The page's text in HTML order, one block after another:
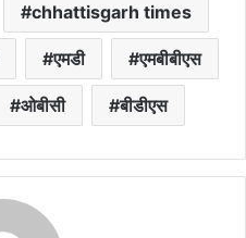
chhattisgarh times
एमडी एमबीबीएस
ओबीसी बीडीएस